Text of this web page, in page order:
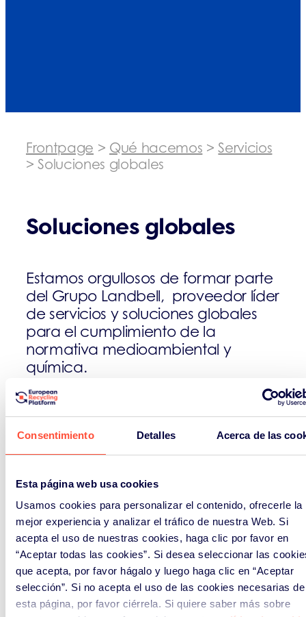
Consentimiento Detalles Acerca de las
Esta página web usa cookies
Usamos cookies para personalizar el contenido, ofrecerle la
mejor experiencia y analizar el tráfico de nuestra Web. Si
acepta el uso de nuestras cookies, haga clic por favor en
“Aceptar todas las cookies”. Si desea seleccionar las
que acepta, por favor hágalo y luego haga clic en “Aceptar
selección”. Si no acepta el uso de las cookies necesarias de
esta página, por favor ciérrela. Si quiere saber más sobre
Frontpage > Qué hacemos >Servicios
>Soluciones globales
Soluciones globales
Estamos orgullosos de formar parte
del Grupo Landbell, proveedor líder
de servicios y soluciones globales
para el cumplimiento de la
normativa medioambiental y
química.
Nuestra amplia gama de servicios,
nos permite ofrecer paquetes
personalizados que aportan valor a
la empresa, más allá del
como productor.
Nuestros expertos tienen un
conocimiento profundo de la
legislación local y de las
obligaciones de cumplimiento
medioambiental que afectan a
cada flujo de residuos, lo que les